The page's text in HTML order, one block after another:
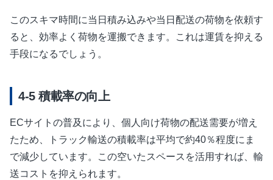
このスキマ時間に当日積み込みや当日配送の荷物を依頼す
ると、効率よく荷物を運搬できます。これは運賃を抑える
手段になるでしょう。
積載率の向上
ECサイトの普及により、個人向け荷物の配送需要が増え
たため、トラック輸送の積載率は平均で約40％程度にま
で減少しています。この空いたスペースを活用すれば、輸
送コストを抑えられます。